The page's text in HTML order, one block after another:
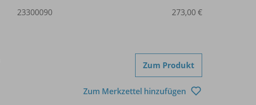
23300090 273,00 €
Zum Produkt
Zum Merkzettel hinzufügen